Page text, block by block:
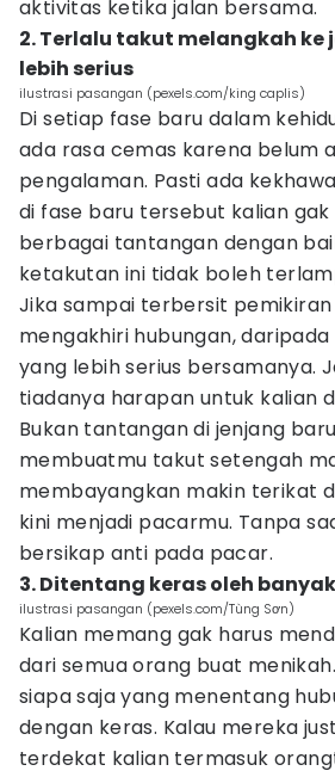
aktivitas ketika jalan bersama.
2. Terlalu takut melangkah ke
lebih serius
ilustrasi pasangan (pexels.com/king caplis)
Di setiap fase baru dalam
ada rasa cemas karena belum
pengalaman. Pasti ada
di fase baru tersebut kalian
berbagai tantangan dengan
ketakutan ini tidak boleh
Jika sampai terbersit
mengakhiri hubungan,
yang lebih serius bersamanya.
tiadanya harapan untuk kalian
Bukan tantangan di jenjang
membuatmu takut setengah
membayangkan makin terikat
kini menjadi pacarmu. Tanpa
bersikap anti pada pacar.
3. Ditentang keras oleh
ilustrasi pasangan (pexels.com/Tùng Sơn)
Kalian memang gak harus
dari semua orang buat
siapa saja yang menentang
dengan keras. Kalau mereka
terdekat kalian termasuk